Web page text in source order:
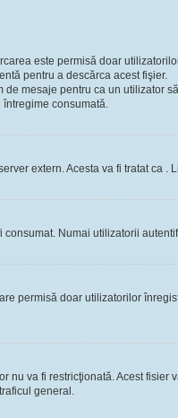
este permisă doar
pentru a descărca acest fişier.
mesaje pentru ca un utilizator
întregime consumată.
extern. Acesta va fi tratat ca
Numai utilizatorii
permisă doar utilizatorilor
nu va fi restricţionată. Acest
general.